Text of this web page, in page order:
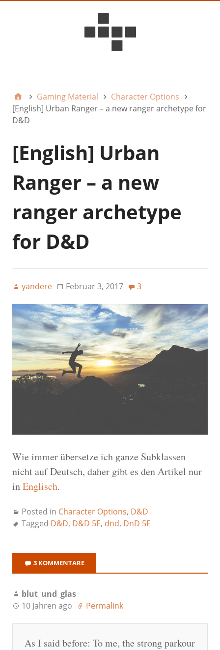
Gaming Material
Character Options
[English] Urban Ranger – a new ranger archetype for
D&D
[English] Urban
Ranger – a new
ranger archetype
for D&D
yandere Februar 3, 2017 3
Wie immer übersetze ich ganze Subklassen
nicht auf Deutsch, daher gibt es den Artikel nur
inEnglisch.
Posted in Character Options, D&D
Tagged D&D, D&D 5E, dnd, DnD 5E
3 KOMMENTARE
blut_und_glas
10 Jahren ago
Permalink
As I said before: To me, the strong parkour